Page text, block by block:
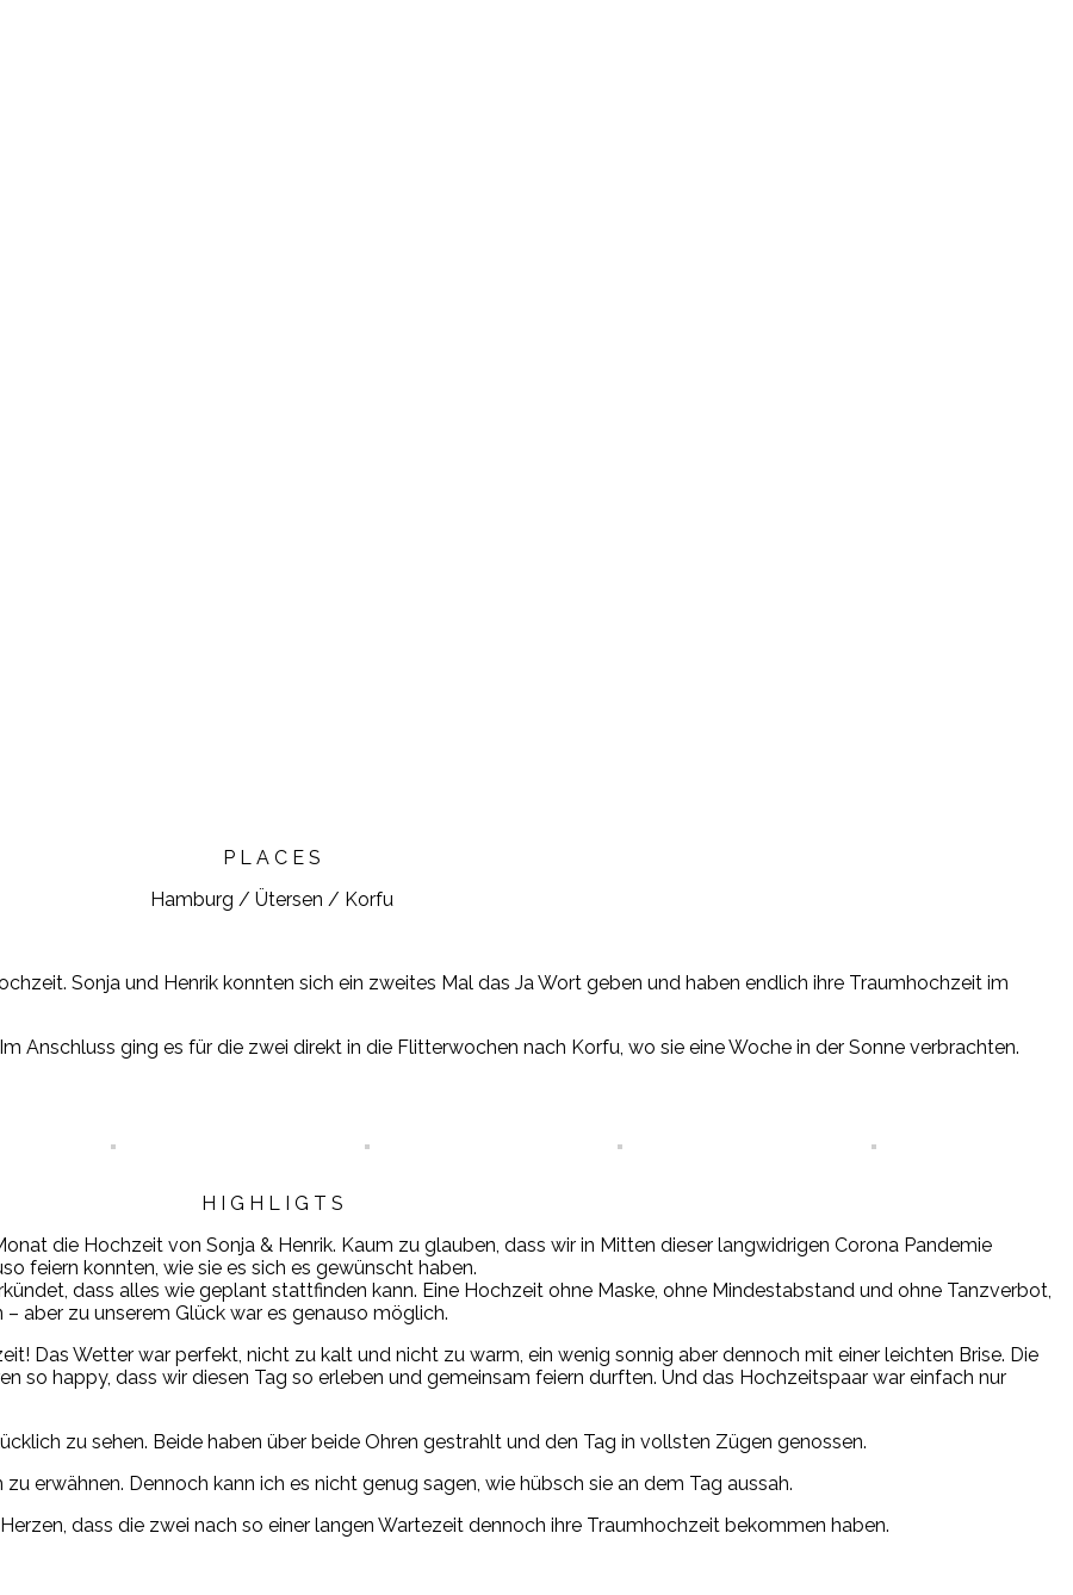
P L A C E S
Hamburg / Ütersen / Korfu
Sonja und Henrik konnten sich ein zweites Mal das Ja Wort geben und haben endlich ihre Traumhochzeit im
Anschluss ging es für die zwei direkt in die Flitterwochen nach Korfu, wo sie eine Woche in der Sonne verbrachten.
H I G H L I G T S
die Hochzeit von Sonja & Henrik. Kaum zu glauben, dass wir in Mitten dieser langwidrigen Corona Pandemie
feiern konnten, wie sie es sich es gewünscht haben.
dass alles wie geplant stattfinden kann. Eine Hochzeit ohne Maske, ohne Mindestabstand und ohne Tanzverbot,
aber zu unserem Glück war es genauso möglich.
Das Wetter war perfekt, nicht zu kalt und nicht zu warm, ein wenig sonnig aber dennoch mit einer leichten Brise. Die
so happy, dass wir diesen Tag so erleben und gemeinsam feiern durften. Und das Hochzeitspaar war einfach nur
zu sehen. Beide haben über beide Ohren gestrahlt und den Tag in vollsten Zügen genossen.
erwähnen. Dennoch kann ich es nicht genug sagen, wie hübsch sie an dem Tag aussah.
dass die zwei nach so einer langen Wartezeit dennoch ihre Traumhochzeit bekommen haben.